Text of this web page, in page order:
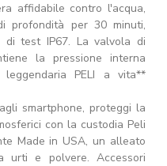
affidabile contro l'acqua,
profondità per 30 minuti,
di test IP67. La valvola di
la pressione interna
PELI a vita**
smartphone, proteggi la
con la custodia Peli
Made in USA, un alleato
urti e polvere. Accessori